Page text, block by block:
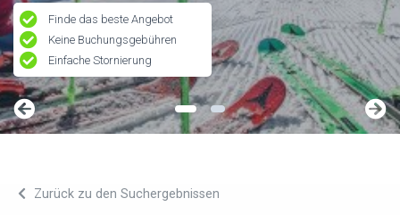
Finde das beste Angebot
Keine Buchungsgebühren
Einfache Stornierung
Zurück zu den Suchergebnissen